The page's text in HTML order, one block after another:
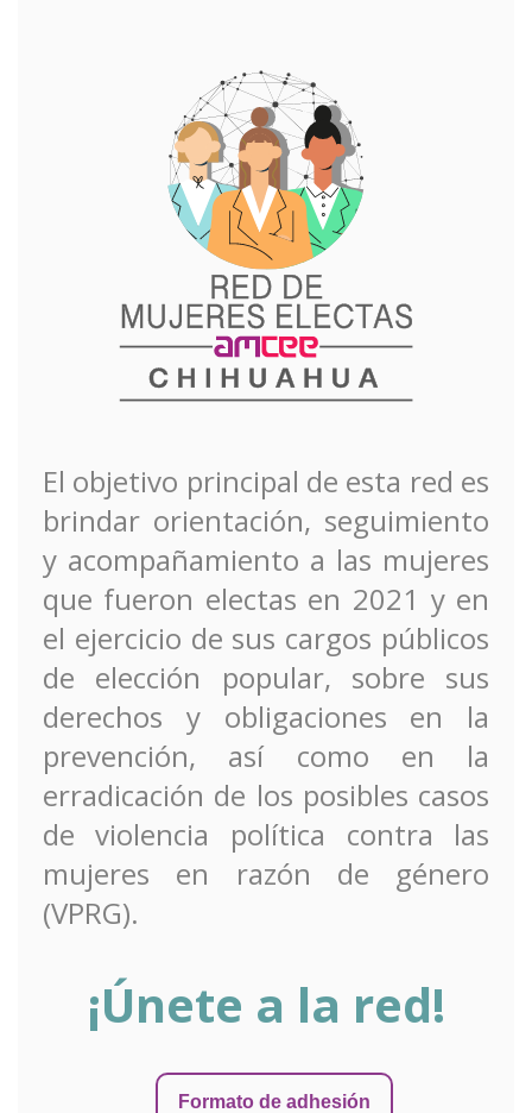
El objetivo principal de esta red es
brindar orientación, seguimiento
y acompañamiento a las mujeres
que fueron electas en 2021 y en
el ejercicio de sus cargos públicos
de elección popular, sobre sus
derechos y obligaciones en la
prevención, así como en la
erradicación de los posibles casos
de violencia política contra las
mujeres en razón de género
(VPRG).
¡Únete a la red!
Formato de adhesión